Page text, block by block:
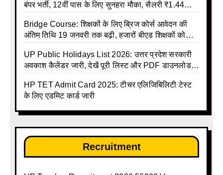
बंपर भर्ती, 12वीं पास के लिए सुनहरा मौका, सैलरी ₹1.44
Bridge Course: शिक्षकों के लिए ब्रिज कोर्स आवेदन की
अंतिम तिथि 19 जनवरी तक बढ़ी, हजारों बीएड शिक्षकों को
UP Public Holidays List 2026: उत्तर प्रदेश सरकारी
अवकाश कैलेंडर जारी, देखें पूरी लिस्ट और PDF डाउनलोड
talika | Sarkari Avkash Talika | Up Holidays List |
Holidays Calendar
HP TET Admit Card 2025: टीचर एलिजिबिलिटी टेस्ट
के लिए एडमिट कार्ड जारी
Recruitment